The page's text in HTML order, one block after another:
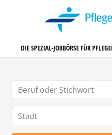
DIE SPEZIAL-JOBBÖRSE FÜR